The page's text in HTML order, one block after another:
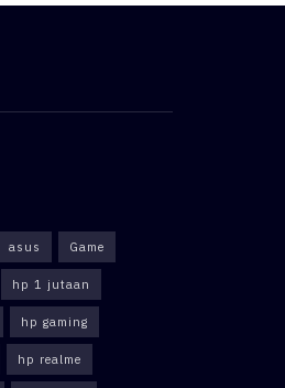
asus Game
hp 1 jutaan
hp gaming
hp realme